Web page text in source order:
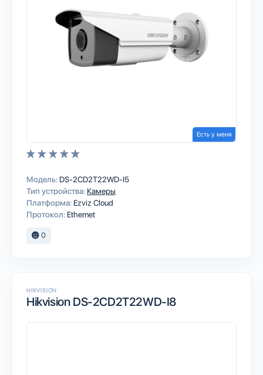
Есть у меня
Модель: DS-2CD2T22WD-I5
Тип устройства: Камеры
Платформа: Ezviz Cloud
Протокол: Ethernet
0
HIKVISION
Hikvision DS-2CD2T22WD-I8